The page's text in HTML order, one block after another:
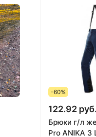
-60%
122.92 руб.
Брюки г/л
Pro ANIKA 3